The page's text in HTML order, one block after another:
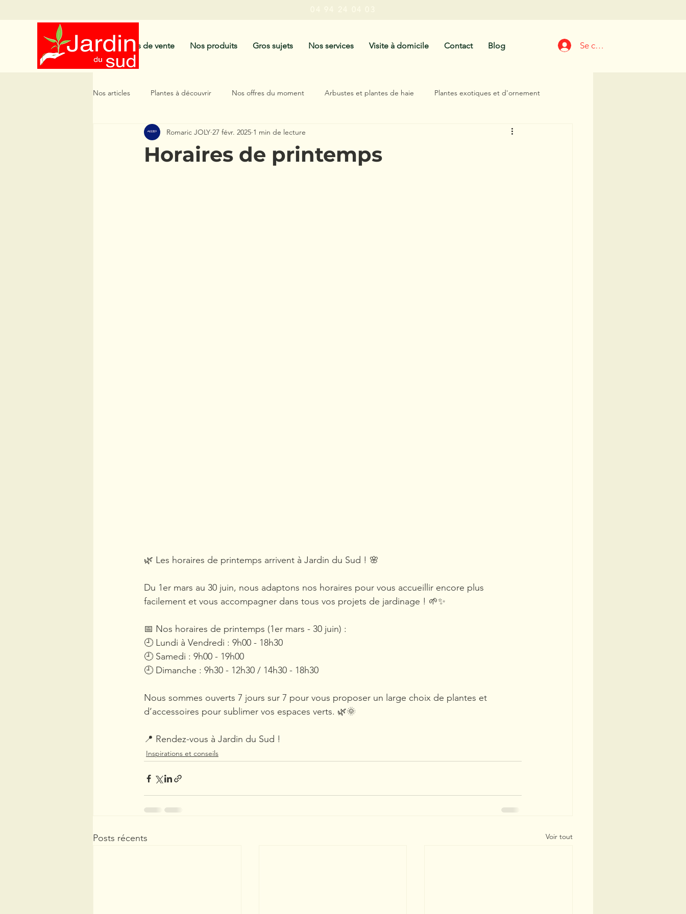
Nos points de vente Nos produits Gros sujets Nos services Visite à domicile Contact Blog Se connecter
Nos articles Plantes à découvrir Nos offres du moment Arbustes et plantes de haie Plantes exotiques et d'ornement
Plantes à Floraison Longue Plantes résistantes à la sècheresse
Horaires de printemps
Romaric JOLY 27 févr. 2025 1 min de lecture
🌿 Les horaires de printemps arrivent à Jardin du Sud ! 🌸
Du 1er mars au 30 juin, nous adaptons nos horaires pour vous accueillir encore plus
facilement et vous accompagner dans tous vos projets de jardinage ! 🌱✨
📅 Nos horaires de printemps (1er mars - 30 juin) :
🕘 Lundi à Vendredi : 9h00 - 18h30
🕘 Samedi : 9h00 - 19h00
🕘 Dimanche : 9h30 - 12h30 / 14h30 - 18h30
Nous sommes ouverts 7 jours sur 7 pour vous proposer un large choix de plantes et
d’accessoires pour sublimer vos espaces verts. 🌿🌞
📍 Rendez-vous à Jardin du Sud !
Inspirations et conseils
Posts récents Voir tout